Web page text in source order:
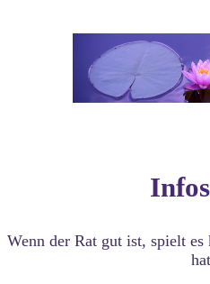
Wenn der Rat gut ist, spielt
hat